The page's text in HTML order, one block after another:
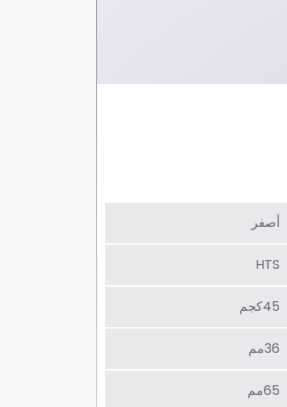
أصفر
HTS
45كجم
36مم
65مم